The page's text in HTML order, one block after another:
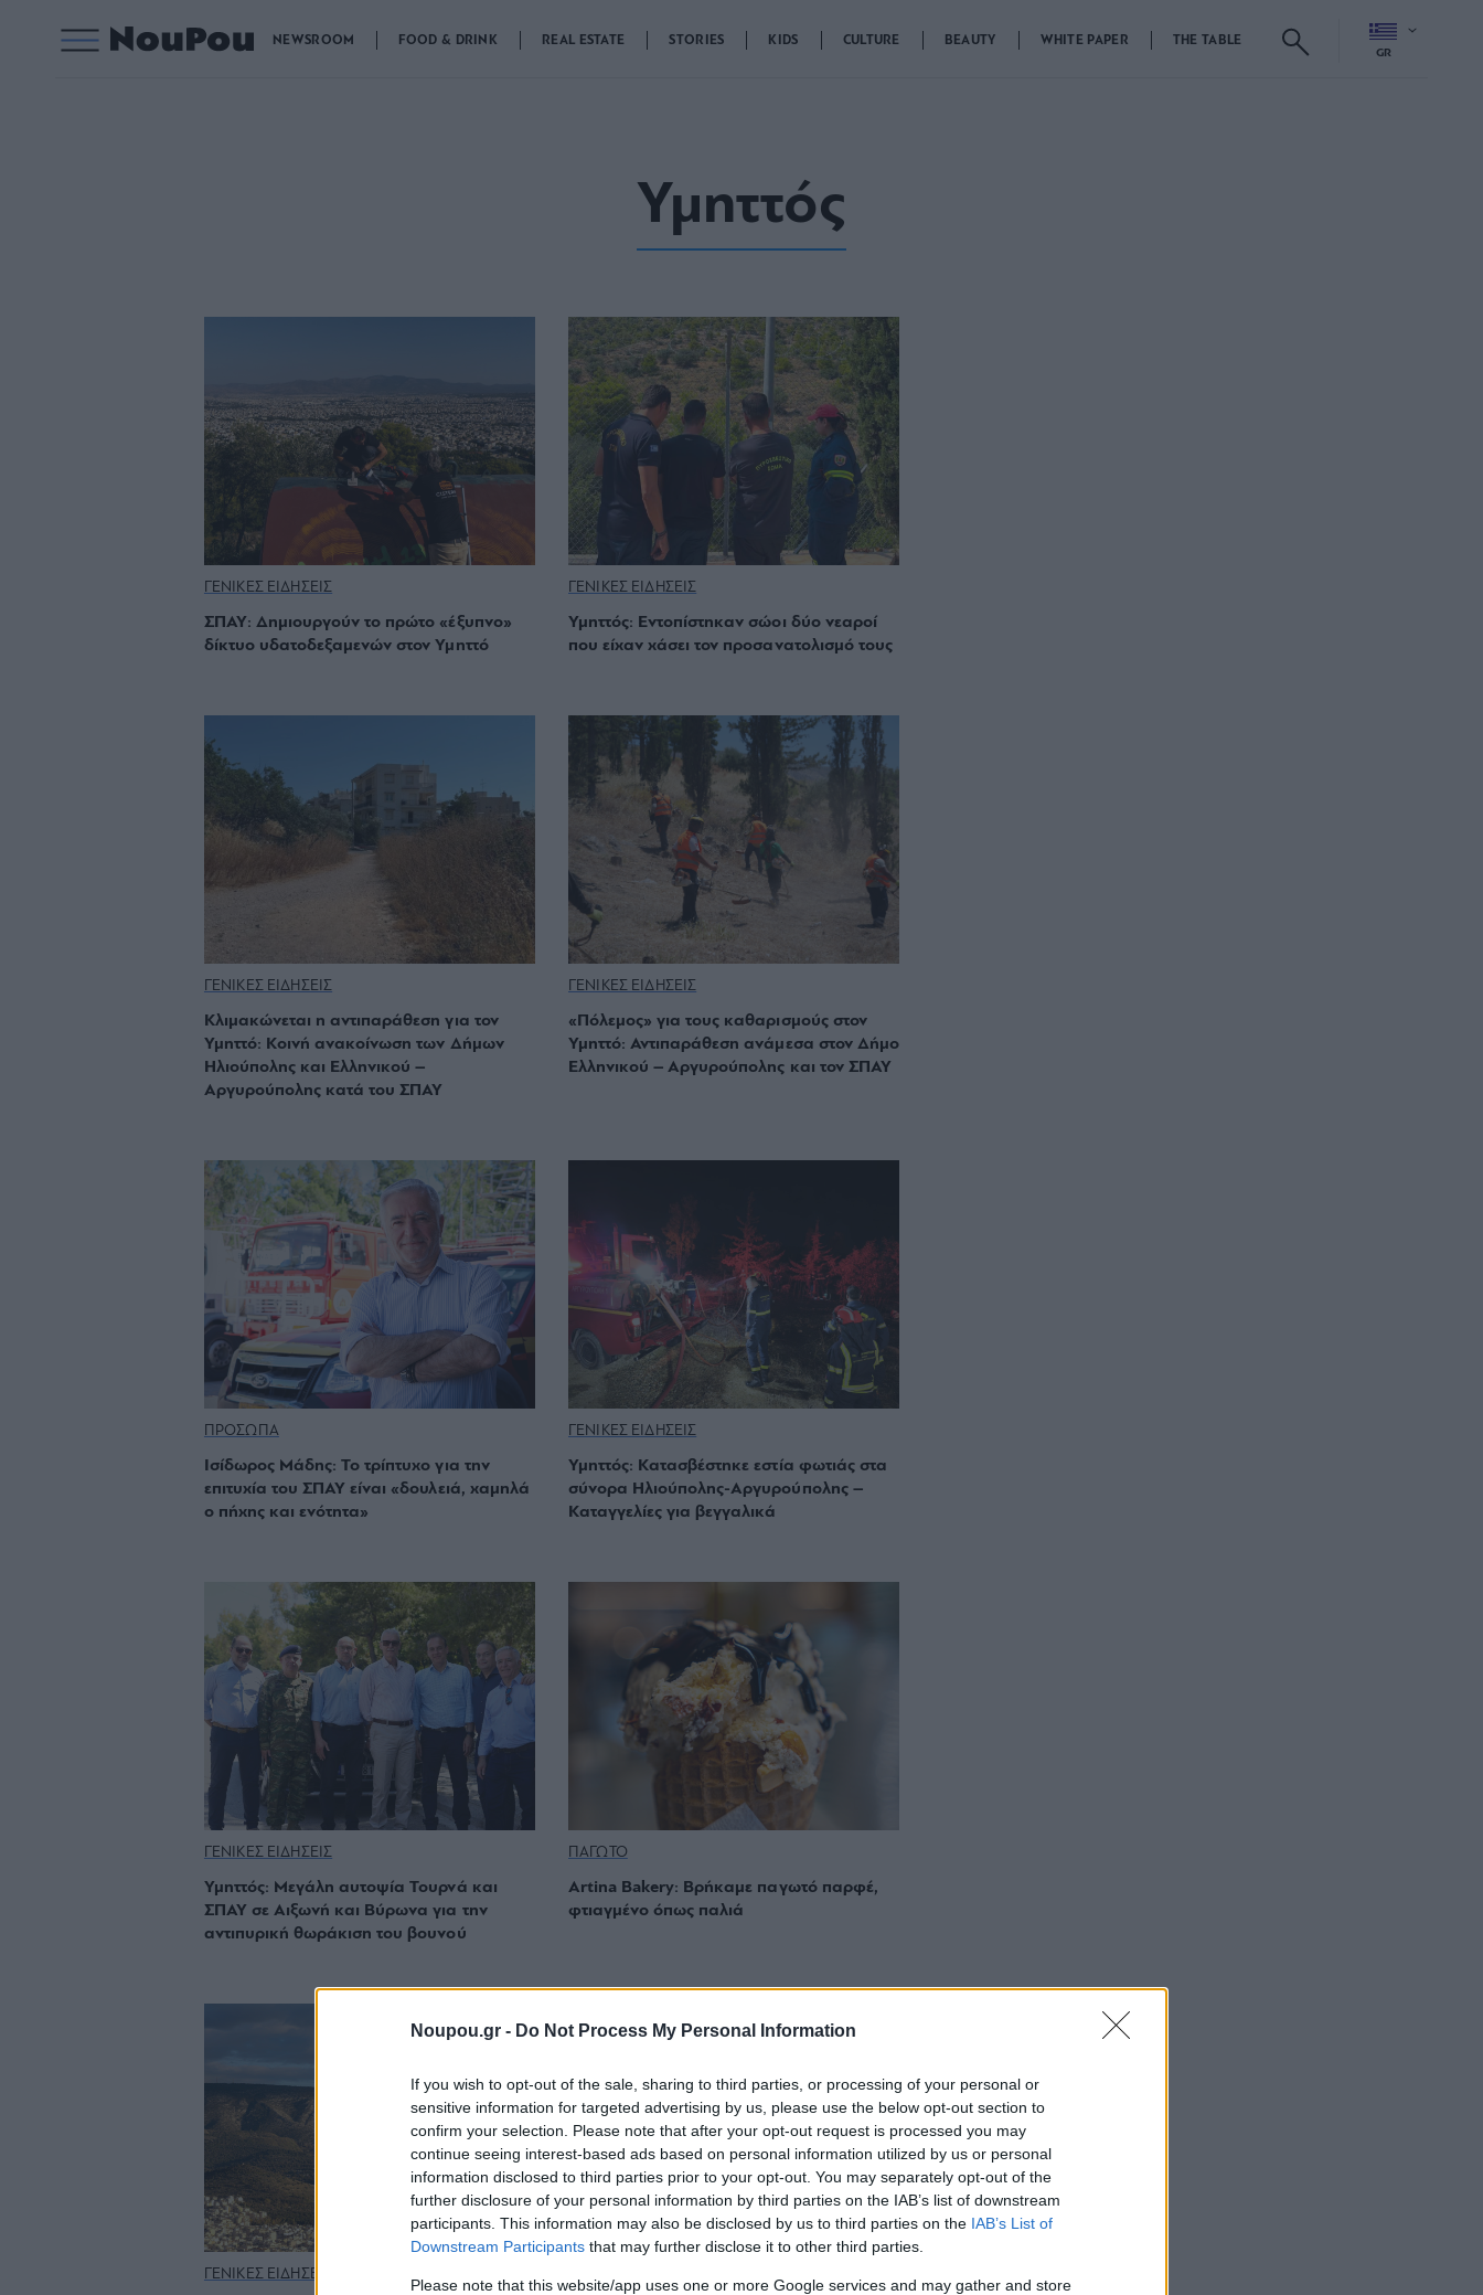
Noupou.gr - Do Not Process My Personal Information
If you wish to opt-out of the sale, sharing to third parties, or processing of your personal or
sensitive information for targeted advertising by us, please use the below opt-out section to
confirm your selection. Please note that after your opt-out request is processed you may
continue seeing interest-based ads based on personal information utilized by us or personal
information disclosed to third parties prior to your opt-out. You may separately opt-out of the
further disclosure of your personal information by third parties on the IAB’s list of downstream
participants. This information may also be disclosed by us to third parties on the IAB’s List of
Downstream Participants that may further disclose it to other third parties.
Please note that this website/app uses one or more Google services and may gather and store
NEWSROOM FOOD & DRINK REAL ESTATE STORIES KIDS CULTURE BEAUTY WHITE PAPER THE TABLE
GR
Υμηττός
ΓΕΝΙΚΕΣ ΕΙΔΗΣΕΙΣ
ΣΠΑΥ: Δημιουργούν το πρώτο «έξυπνο»
δίκτυο υδατοδεξαμενών στον Υμηττό
ΓΕΝΙΚΕΣ ΕΙΔΗΣΕΙΣ
Υμηττός: Εντοπίστηκαν σώοι δύο νεαροί
που είχαν χάσει τον προσανατολισμό τους
ΓΕΝΙΚΕΣ ΕΙΔΗΣΕΙΣ
Κλιμακώνεται η αντιπαράθεση για τον
Υμηττό: Κοινή ανακοίνωση των Δήμων
Ηλιούπολης και Ελληνικού –
Αργυρούπολης κατά του ΣΠΑΥ
ΓΕΝΙΚΕΣ ΕΙΔΗΣΕΙΣ
«Πόλεμος» για τους καθαρισμούς στον
Υμηττό: Αντιπαράθεση ανάμεσα στον Δήμο
Ελληνικού – Αργυρούπολης και τον ΣΠΑΥ
ΠΡΟΣΩΠΑ
Iσίδωρος Μάδης: Το τρίπτυχο για την
επιτυχία του ΣΠΑΥ είναι «δουλειά, χαμηλά
ο πήχης και ενότητα»
ΓΕΝΙΚΕΣ ΕΙΔΗΣΕΙΣ
Υμηττός: Κατασβέστηκε εστία φωτιάς στα
σύνορα Ηλιούπολης-Αργυρούπολης –
Καταγγελίες για βεγγαλικά
ΓΕΝΙΚΕΣ ΕΙΔΗΣΕΙΣ
Υμηττός: Μεγάλη αυτοψία Τουρνά και
ΣΠΑΥ σε Αιξωνή και Βύρωνα για την
αντιπυρική θωράκιση του βουνού
ΠΑΓΩΤΟ
Artina Bakery: Βρήκαμε παγωτό παρφέ,
φτιαγμένο όπως παλιά
ΓΕΝΙΚΕΣ ΕΙΔΗΣΕΙΣ